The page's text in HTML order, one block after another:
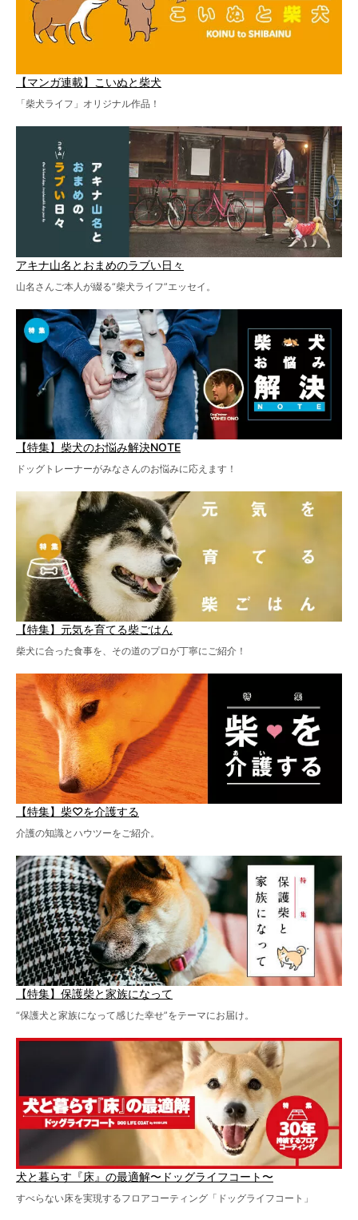
【マンガ連載】こいぬと柴犬
「柴犬ライフ」オリジナル作品！
アキナ山名とおまめのラブい日々
山名さんご本人が綴る“柴犬ライフ”エッセイ。
【特集】柴犬のお悩み解決NOTE
ドッグトレーナーがみなさんのお悩みに応えます！
【特集】元気を育てる柴ごはん
柴犬に合った食事を、その道のプロが丁寧にご紹介！
【特集】柴♡を介護する
介護の知識とハウツーをご紹介。
【特集】保護柴と家族になって
“保護犬と家族になって感じた幸せ”をテーマにお届け。
犬と暮らす『床』の最適解〜ドッグライフコート〜
すべらない床を実現するフロアコーティング「ドッグライフコート」